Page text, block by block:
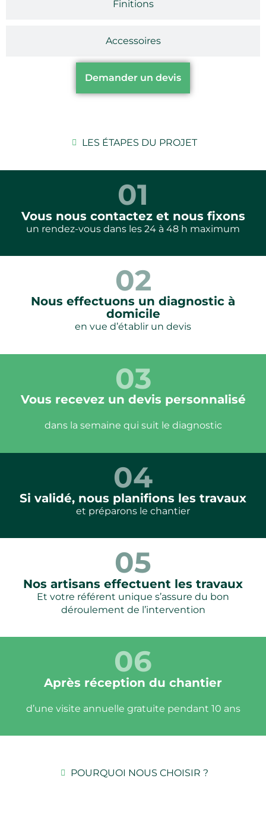
Finitions
Accessoires
Demander un devis
LES ÉTAPES DU PROJET
01
Vous nous contactez et nous fixons
un rendez-vous dans les 24 à 48 h maximum
02
Nous effectuons un diagnostic à
domicile
en vue d’établir un devis
03
Vous recevez un devis personnalisé
dans la semaine qui suit le diagnostic
04
Si validé, nous planifions les travaux
et préparons le chantier
05
Nos artisans effectuent les travaux
Et votre référent unique s’assure du bon
déroulement de l’intervention
06
Après réception du chantier
d’une visite annuelle gratuite pendant 10 ans
POURQUOI NOUS CHOISIR ?